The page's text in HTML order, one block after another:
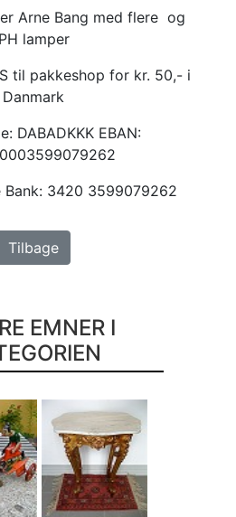
Arne Bang med flere og
PH lamper
til pakkeshop for kr. 50,- i
Danmark
DABADKKK EBAN:
Bank: 3420 3599079262
Tilbage
EMNER I